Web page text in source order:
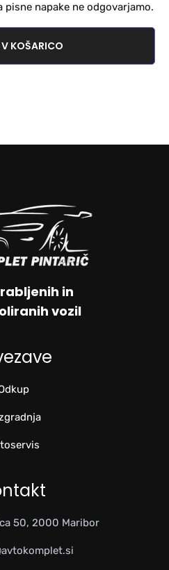
napake ne odgovarjamo.
KOŠARICO
in
vozil
50, 2000 Maribor